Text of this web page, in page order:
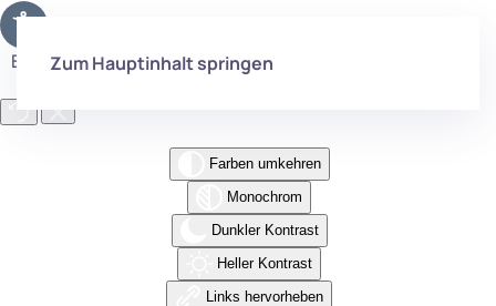
Eingabehilfen öffnen
Farben umkehren
Monochrom
Dunkler Kontrast
Heller Kontrast
Links hervorheben
Zum Hauptinhalt springen